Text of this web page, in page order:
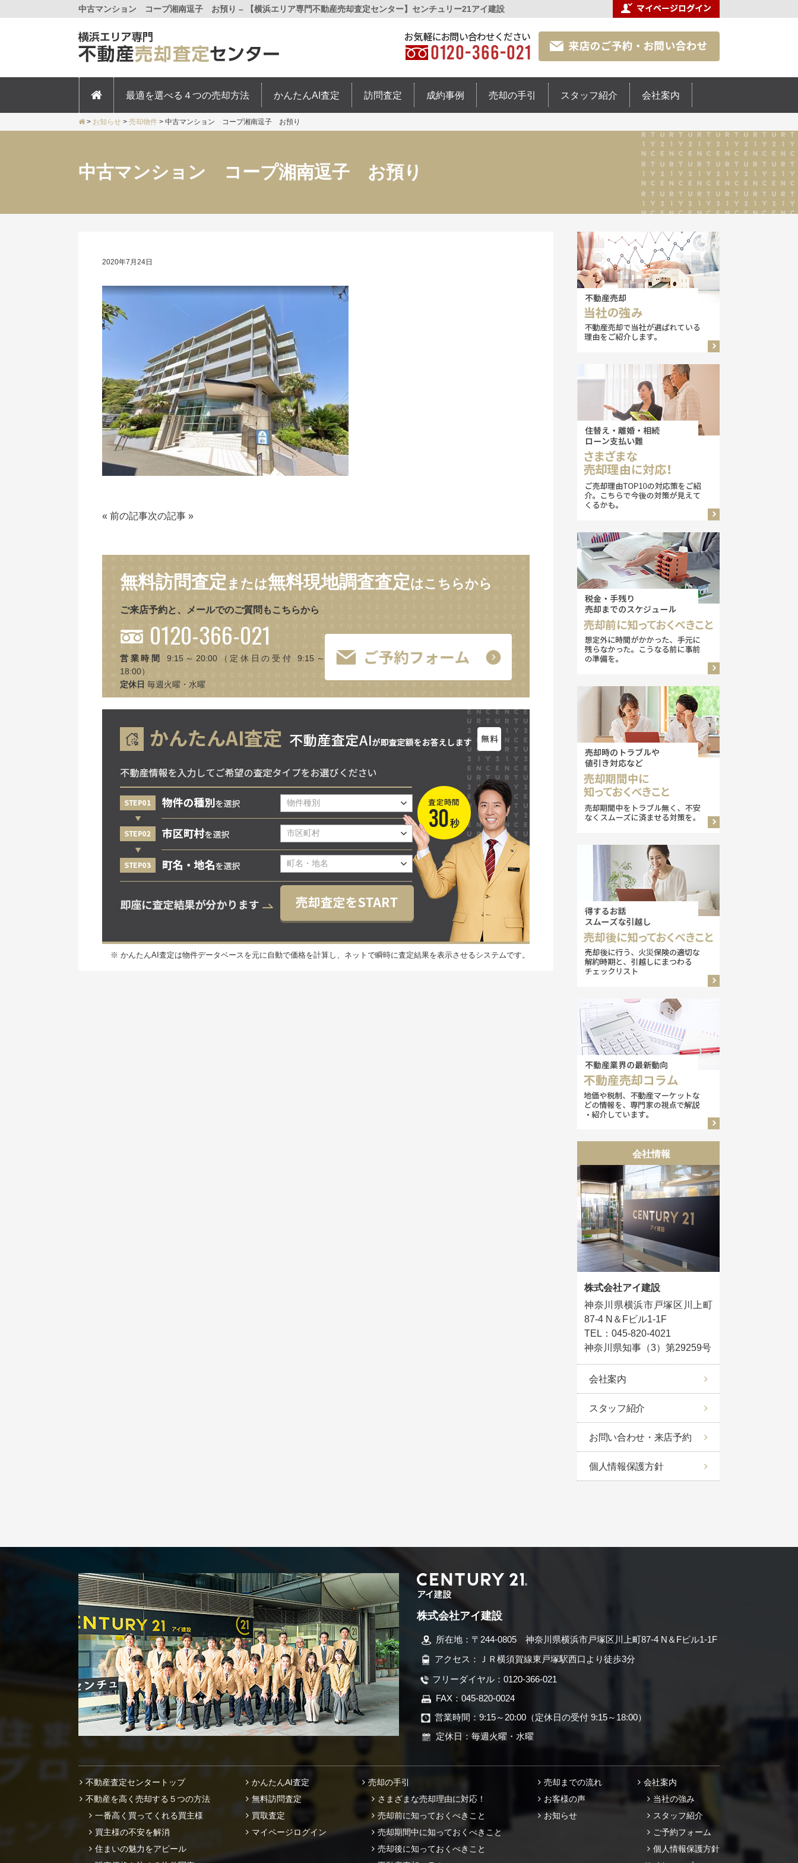
中古マンション コープ湘南逗子 お預り – 【横浜エリア専門不動産売却査定センター】センチュリー21アイ建設
最適を選べる４つの売却方法 かんたんAI査定 訪問査定 成約事例 売却の手引 スタッフ紹介 会社案内
> お知らせ > 売却物件 > 中古マンション コープ湘南逗子 お預り
中古マンション コープ湘南逗子 お預り
2020年7月24日
« 前の記事次の記事 »
無料訪問査定 または無料現地調査査定はこちらから
ご来店予約と、メールでのご質問もこちらから
0120-366-021
営業時間
9:15～20:00（定休日の受付 9:15～
18:00）
定休日 毎週火曜・水曜
※ かんたんAI査定は物件データベースを元に自動で価格を計算し、ネットで瞬時に査定結果を表示させるシステムです。
会社情報
株式会社アイ建設
神奈川県横浜市戸塚区川上町
87-4 N＆Fビル1-1F
TEL：045-820-4021
神奈川県知事（3）第29259号
会社案内
スタッフ紹介
お問い合わせ・来店予約
個人情報保護方針
株式会社アイ建設
所在地：〒244-0805 神奈川県横浜市戸塚区川上町87-4 N＆Fビル1-1F
アクセス：ＪＲ横須賀線東戸塚駅西口より徒歩3分
フリーダイヤル：0120-366-021
FAX：045-820-0024
営業時間：9:15～20:00（定休日の受付 9:15～18:00）
定休日：毎週火曜・水曜
不動産査定センタートップ
不動産を高く売却する５つの方法
一番高く買ってくれる買主様
買主様の不安を解消
住まいの魅力をアピール
かんたんAI査定
無料訪問査定
買取査定
マイページログイン
売却の手引
さまざまな売却理由に対応！
売却前に知っておくべきこと
売却期間中に知っておくべきこと
売却後に知っておくべきこと
売却までの流れ
お客様の声
お知らせ
会社案内
当社の強み
スタッフ紹介
ご予約フォーム
個人情報保護方針